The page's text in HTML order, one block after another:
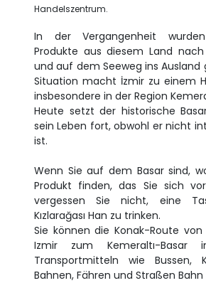
Handelszentrum.
In der Vergangenheit
Produkte aus diesem Land
und auf dem Seeweg ins Ausland
Situation macht İzmir zu einem
insbesondere in der Region
Heute setzt der historische
sein Leben fort, obwohl er nicht
ist.
Wenn Sie auf dem Basar sind,
Produkt finden, das Sie sich
vergessen Sie nicht, eine
Kızlarağası Han zu trinken.
Sie können die Konak-Route
Izmir zum Kemeraltı-
Transportmitteln wie Bussen,
Bahnen, Fähren und Straßen